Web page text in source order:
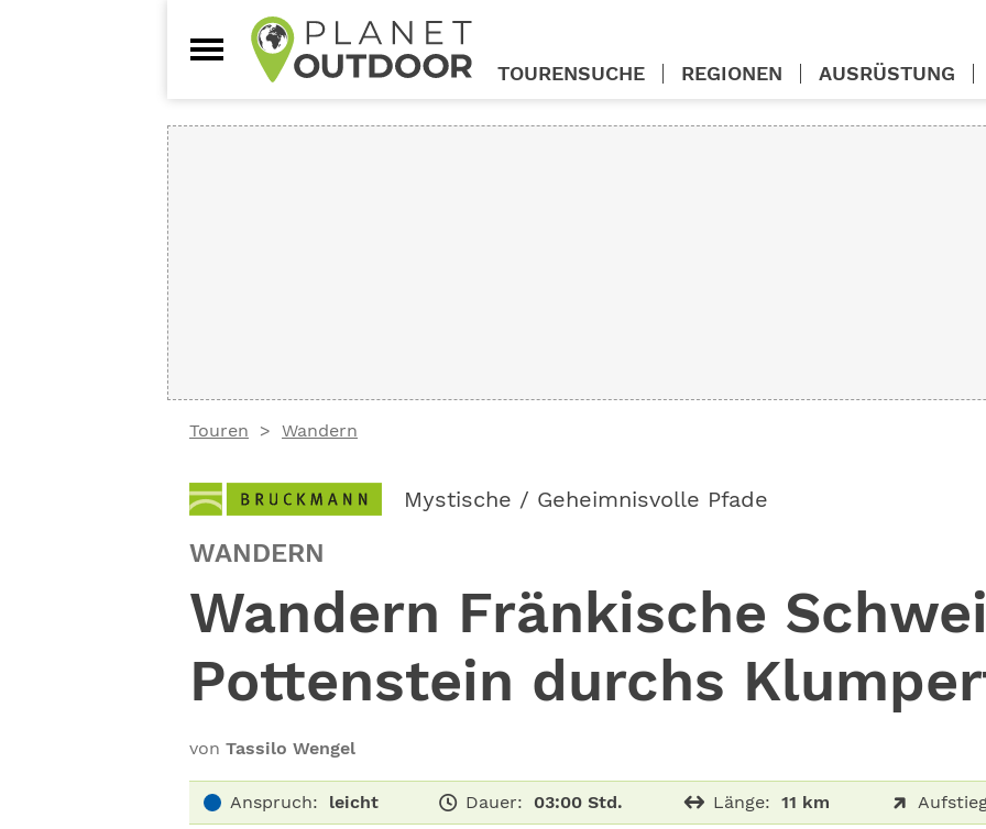
Touren Wandern
Mystische / Geheimnisvolle Pfade
WANDERN
Wandern Fränkische
Pottenstein durchs
von Tassilo Wengel
Anspruch: leicht Dauer: 03:00 Std. Länge: 11 km
TOURENSUCHE REGIONEN AUSRÜSTUNG